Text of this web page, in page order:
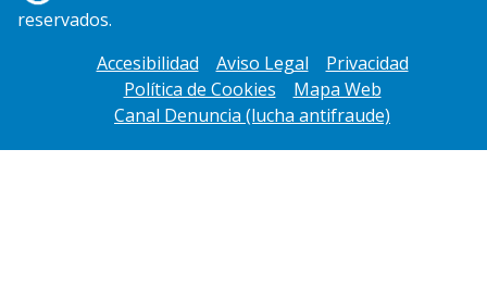
reservados.
Accesibilidad
Aviso Legal
Privacidad
Política de Cookies
Mapa Web
Canal Denuncia (lucha antifraude)